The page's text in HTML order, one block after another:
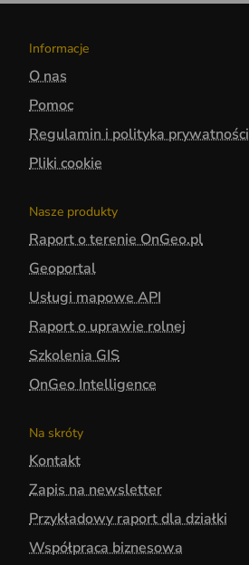
Informacje
O nas
Pomoc
Regulamin i polityka prywatności
Pliki cookie
Nasze produkty
Raport o terenie OnGeo.pl
Geoportal
Usługi mapowe API
Raport o uprawie rolnej
Szkolenia GIS
OnGeo Intelligence
Na skróty
Kontakt
Zapis na newsletter
Przykładowy raport dla działki
Współpraca biznesowa